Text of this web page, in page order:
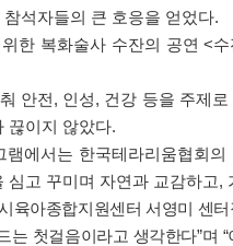
석자들의 큰 호응을 얻었다.
한 복화술사 수잔의 공연<
안전 , 인성, 건강 등을 주제로
끊이지 않았다.
램에서는 한국테라리움협회
심고 꾸미며 자연과 교감하고,
육아종합지원센터 서영미 센터
는 첫걸음이라고 생각한다”며 “